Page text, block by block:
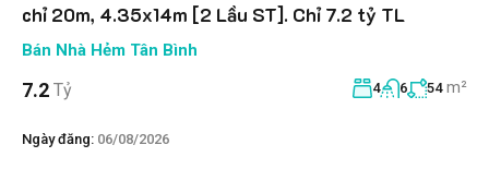
chỉ 20m, 4.35x14m [2 Lầu ST]. Chỉ 7.2 tỷ TL
Bán Nhà Hẻm Tân Bình
7.2 Tỷ 4 6 54 m²
Ngày đăng: 06/08/2026